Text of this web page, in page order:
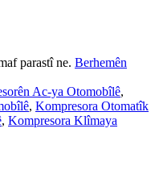
parastî ne. Berhemên
Ac-ya Otomobîlê,
, Kompresora Otomatîk
, Kompresora Klîmaya